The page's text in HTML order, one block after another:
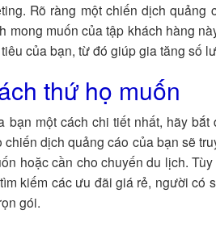
Rõ ràng một chiến dịch
mong muốn của tập khách hàng
của bạn, từ đó giúp gia tăng số
thứ họ muốn
một cách chi tiết nhất, hãy
dịch quảng cáo của bạn sẽ
hoặc cần cho chuyến du lịch.
kiếm các ưu đãi giá rẻ, người có
gói.